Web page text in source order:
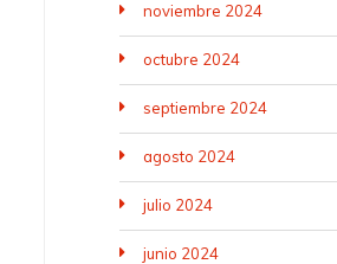
noviembre 2024
octubre 2024
septiembre 2024
agosto 2024
julio 2024
junio 2024